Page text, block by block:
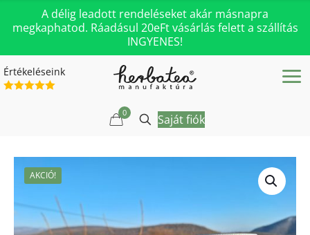
A délig leadott rendeléseket akár másnapra
megkaphatod. Ráadásul 20eFt vásárlás felett a szállítás
INGYENES!
Értékeléseink
0 Saját fiók
AKCIÓ!